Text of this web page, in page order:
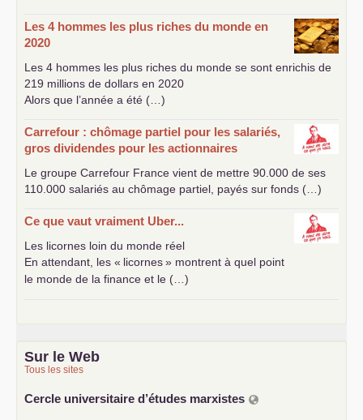
Les 4 hommes les plus riches du monde en
2020
Les 4 hommes les plus riches du monde se sont enrichis de
219 millions de dollars en 2020
Alors que l’année a été (…)
Carrefour : chômage partiel pour les salariés,
gros dividendes pour les actionnaires
Le groupe Carrefour France vient de mettre 90.000 de ses
110.000 salariés au chômage partiel, payés sur fonds (…)
Ce que vaut vraiment Uber...
Les licornes loin du monde réel
En attendant, les « licornes» montrent à quel point
le monde de la finance et le (…)
Sur le Web
Tous les sites
Cercle universitaire d’études marxistes